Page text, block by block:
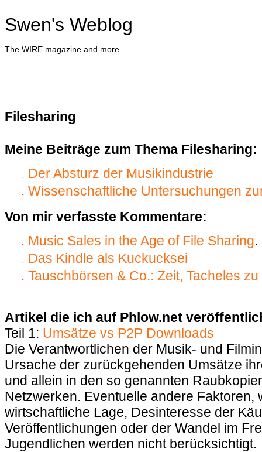
Swen's Weblog
The WIRE magazine and more
Filesharing
Meine Beiträge zum Thema Filesharing:
Der Absturz der Musikindustrie
Wissenschaftliche Untersuchungen
Von mir verfasste Kommentare:
Music Sales in the Age of File Sharing.
Das Kindle als Kuckucksei
Tauschbörsen & Co.: Zeit, Tacheles
Artikel die ich auf Phlow.net
Teil 1: Umsätze vs P2P Downloads
Die Verantwortlichen der Musik- und
Ursache der zurückgehenden Umsätze
und allein in den so genannten
Netzwerken. Eventuelle andere Faktoren,
wirtschaftliche Lage, Desinteresse der
Veröffentlichungen oder der Wandel im
Jugendlichen werden nicht berücksichtigt.